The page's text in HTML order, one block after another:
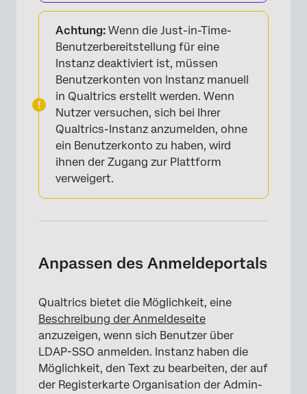
Achtung: Wenn die Just-in-Time-
Benutzerbereitstellung für eine
Instanz deaktiviert ist, müssen
Benutzerkonten von Instanz manuell
in Qualtrics erstellt werden. Wenn
Nutzer versuchen, sich bei Ihrer
Qualtrics-Instanz anzumelden, ohne
ein Benutzerkonto zu haben, wird
ihnen der Zugang zur Plattform
verweigert.
Anpassen des Anmeldeportals
Qualtrics bietet die Möglichkeit, eine
Beschreibung der Anmeldeseite
anzuzeigen, wenn sich Benutzer über
LDAP-SSO anmelden. Instanz haben die
Möglichkeit, den Text zu bearbeiten, der auf
der Registerkarte Organisation der Admin-